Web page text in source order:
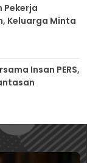
Pekerja
Keluarga Minta
Insan PERS,